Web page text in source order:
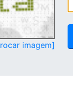
imagem]